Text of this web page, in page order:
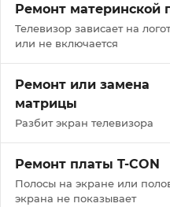
Ремонт материнской
Телевизор зависает на
или не включается
Ремонт или замена
матрицы
Разбит экран телевизора
Ремонт платы T-CON
Полосы на экране или
экрана не показывает